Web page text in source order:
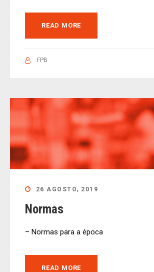
READ MORE
FPB
26 AGOSTO, 2019
Normas
– Normas para a época
READ MORE